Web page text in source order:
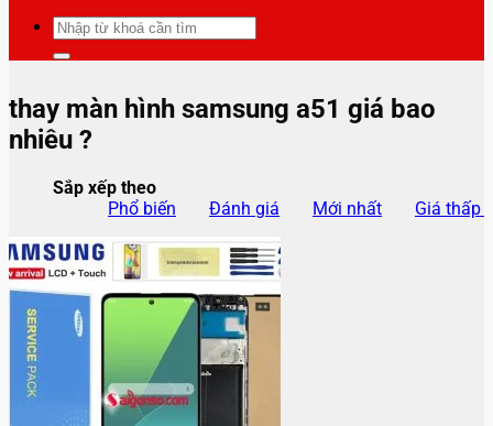
Tìm
kiếm:
thay màn hình samsung a51 giá bao
nhiêu ?
Sắp xếp theo
Phổ biến
Đánh giá Mới nhất Giá thấp